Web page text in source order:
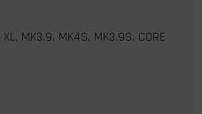
XL, MK3.9, MK4S, MK3.9S, CORE